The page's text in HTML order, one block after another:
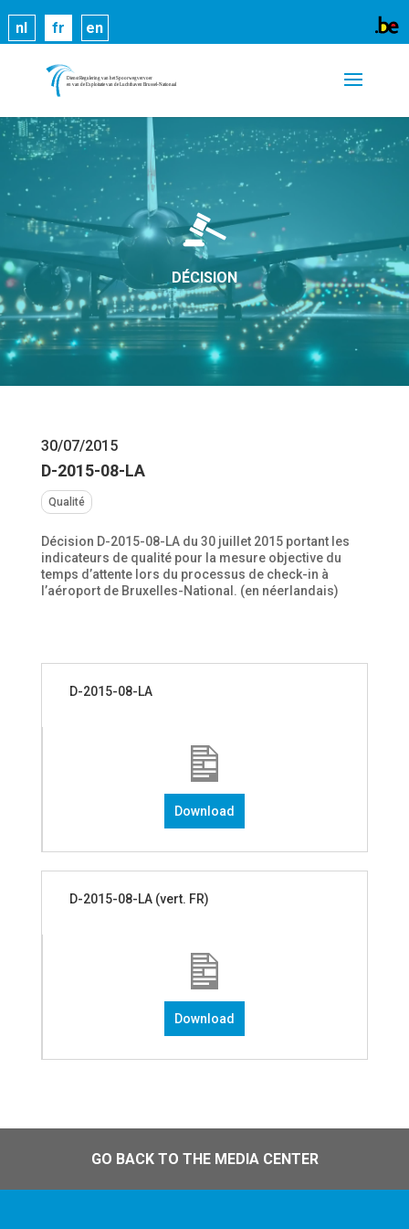
nl fr en
DÉCISION
30/07/2015
D-2015-08-LA
Qualité
Décision D-2015-08-LA du 30 juillet 2015 portant les
indicateurs de qualité pour la mesure objective du
temps d’attente lors du processus de check-in à
l’aéroport de Bruxelles-National. (en néerlandais)
D-2015-08-LA
Download
D-2015-08-LA (vert. FR)
Download
GO BACK TO THE MEDIA CENTER
Les cookies nous permettent de vous proposer nos
services plus facilement. En utilisant nos services,
vous nous donnez expressément votre accord pour
exploiter ces cookies.